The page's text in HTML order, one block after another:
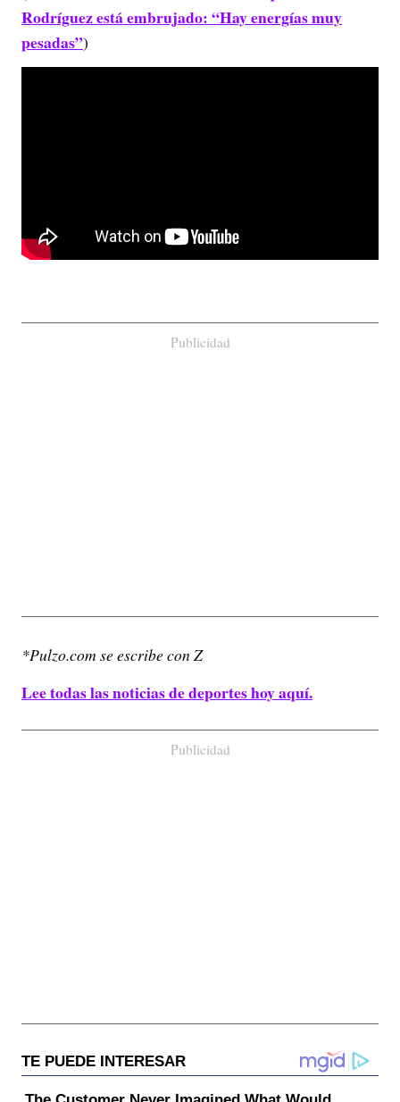
Rodríguez está embrujado: “Hay energías muy
pesadas”)
Publicidad
*Pulzo.com se escribe con Z
Lee todas las noticias de deportes hoy aquí.
Publicidad